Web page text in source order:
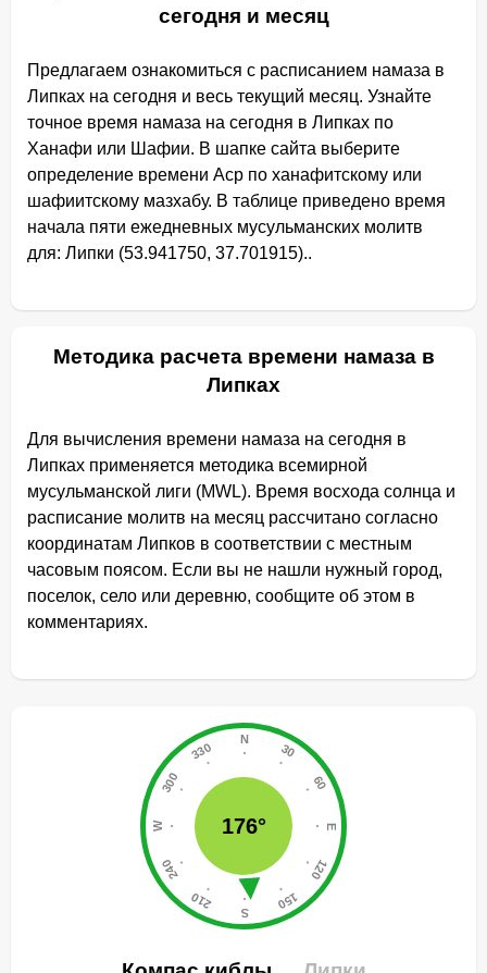
сегодня и месяц
Предлагаем ознакомиться с расписанием намаза в
Липках на сегодня и весь текущий месяц. Узнайте
точное время намаза на сегодня в Липках по
Ханафи или Шафии. В шапке сайта выберите
определение времени Аср по ханафитскому или
шафиитскому мазхабу. В таблице приведено время
начала пяти ежедневных мусульманских молитв
для: Липки (53.941750, 37.701915)..
Методика расчета времени намаза в
Липках
Для вычисления времени намаза на сегодня в
Липках применяется методика всемирной
мусульманской лиги (MWL). Время восхода солнца и
расписание молитв на месяц рассчитано согласно
координатам Липков в соответствии с местным
часовым поясом. Если вы не нашли нужный город,
поселок, село или деревню, сообщите об этом в
комментариях.
176°